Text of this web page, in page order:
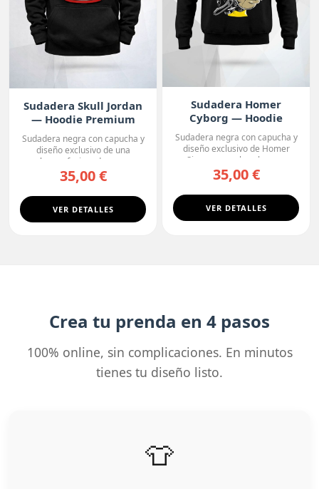
Sudadera Skull Jordan
— Hoodie Premium
Sudadera negra con capucha y
diseño exclusivo de una
calavera fusionada con u...
35,00 €
VER DETALLES
Sudadera Homer
Cyborg — Hoodie
Sudadera negra con capucha y
diseño exclusivo de Homer
Simpson con la cabeza ...
35,00 €
VER DETALLES
Crea tu prenda en 4 pasos
100% online, sin complicaciones. En minutos
tienes tu diseño listo.
👕